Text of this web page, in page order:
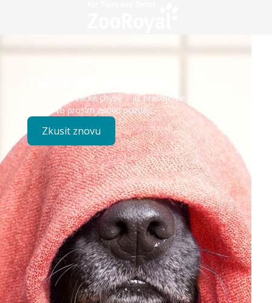
Došlo k technické chybě – již pracujeme na opravě.
Zkuste to prosím znovu později.
Zkusit znovu